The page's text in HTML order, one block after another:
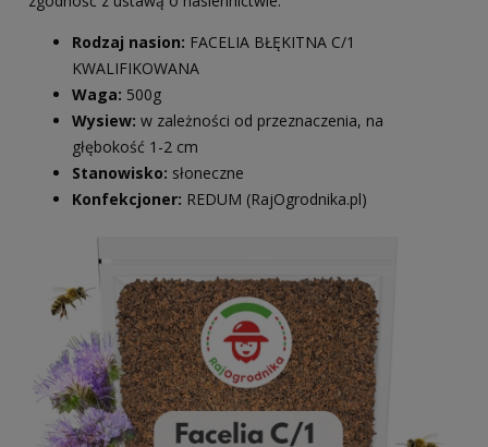
Rodzaj nasion: FACELIA BŁĘKITNA C/1
KWALIFIKOWANA
Waga: 500g
Wysiew: w zależności od przeznaczenia, na
głębokość 1-2 cm
Stanowisko: słoneczne
Konfekcjoner: REDUM (RajOgrodnika.pl)